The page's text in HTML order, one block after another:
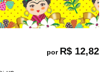
por R$ 12,82